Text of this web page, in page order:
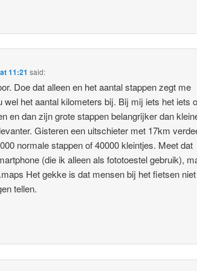
11:21 said:
Doe dat alleen en het aantal stappen zegt me
wel het aantal kilometers bij. Bij mij iets het iets
en dan zijn grote stappen belangrijker dan
Gisteren een uitschieter met 17km
normale stappen of 40000 kleintjes. Meet dat
(die ik alleen als fototoestel gebruik),
Het gekke is dat mensen bij het fietsen
tellen.